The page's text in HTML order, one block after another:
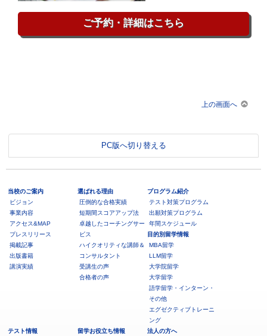
ご予約・詳細はこちら
上の画面へ
PC版へ切り替える
当校のご案内
ビジョン
事業内容
アクセス&MAP
プレスリリース
掲載記事
出版書籍
講演実績
選ばれる理由
圧倒的な合格実績
短期間スコアアップ法
卓越したコーチングサー
ビス
ハイクオリティな講師＆
コンサルタント
受講生の声
合格者の声
プログラム紹介
テスト対策プログラム
出願対策プログラム
年間スケジュール
目的別留学情報
MBA留学
LLM留学
大学院留学
大学留学
語学留学・インターン・
その他
エグゼクティブトレーニ
ング
テスト情報
留学お役立ち情報 法人の方へ